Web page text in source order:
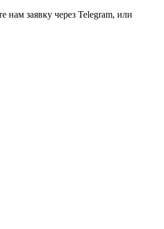
заявку через Telegram, или